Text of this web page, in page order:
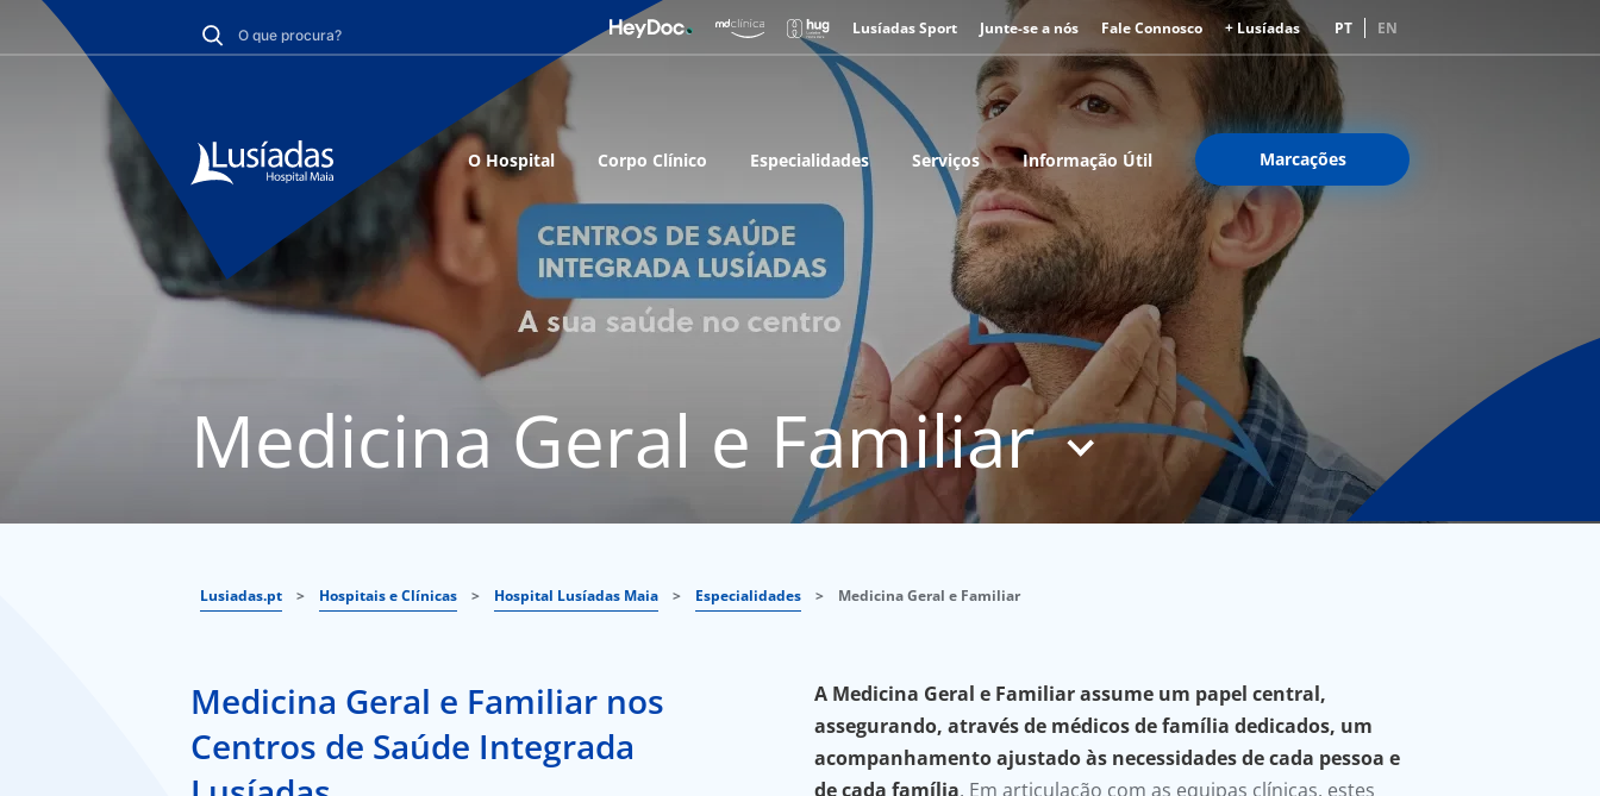
Lusíadas Sport Junte-se a nós Fale Connosco + Lusíadas PT EN
O Hospital Corpo Clínico Especialidades Serviços Informação Útil Marcações
Medicina Geral e Familiar
Lusiadas.pt > Hospitais e Clínicas > Hospital Lusíadas Maia > Especialidades > Medicina Geral e Familiar
Medicina Geral e Familiar nos
Centros de Saúde Integrada
A Medicina Geral e Familiar assume um papel central,
assegurando, atravésde médicos de família dedicados, um
acompanhamento ajustado às necessidades de cada pessoa e
de cada família. Em articulação com as equipas clínicas, estes